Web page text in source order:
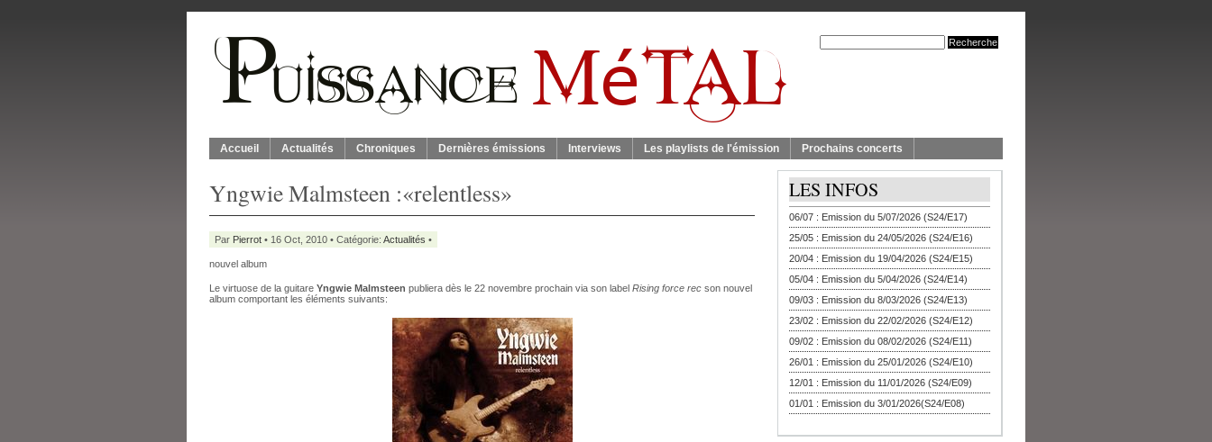
Accueil Actualités Chroniques Dernières émissions Interviews Les playlists de l'émission Prochains concerts
Yngwie Malmsteen :«relentless»
Par Pierrot • 16 Oct, 2010 • Catégorie: Actualités •
nouvel album
Le virtuose de la guitare Yngwie Malmsteen publiera dès le 22 novembre prochain via son label Rising force rec son nouvel
album comportant les éléments suivants:
LES INFOS
06/07 : Emission du 5/07/2026 (S24/E17)
25/05 : Emission du 24/05/2026 (S24/E16)
20/04 : Emission du 19/04/2026 (S24/E15)
05/04 : Emission du 5/04/2026 (S24/E14)
09/03 : Emission du 8/03/2026 (S24/E13)
23/02 : Emission du 22/02/2026 (S24/E12)
09/02 : Emission du 08/02/2026 (S24/E11)
26/01 : Emission du 25/01/2026 (S24/E10)
12/01 : Emission du 11/01/2026 (S24/E09)
01/01 : Emission du 3/01/2026(S24/E08)